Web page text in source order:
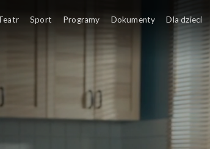
Sport Programy Dokumenty Dla dzieci